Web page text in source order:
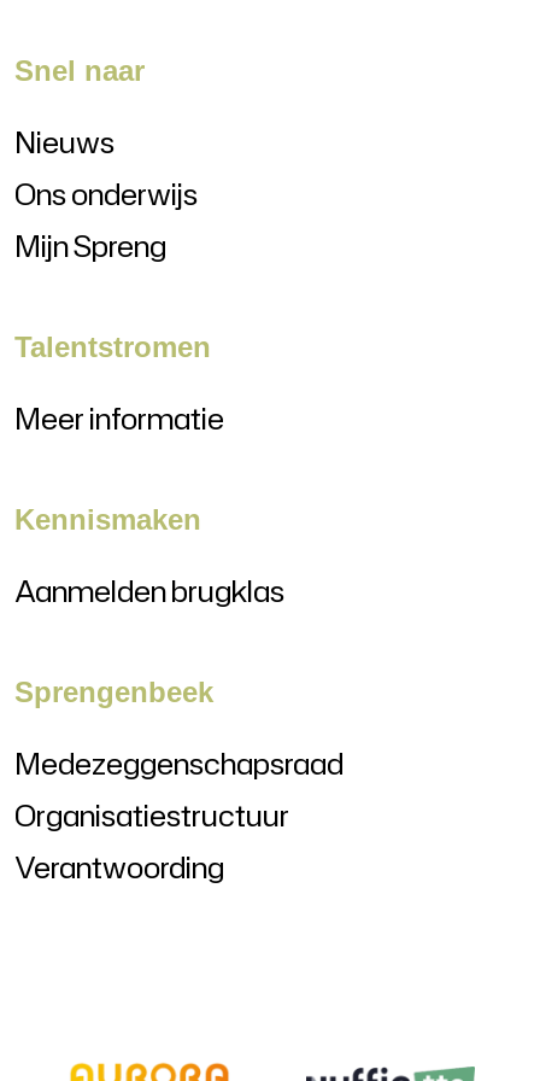
2O25-2O26 6VWO CKV
2O25-2O26 6VWO Bedrijfseconomie
Snel naar
Nieuws
Ons onderwijs
Mijn Spreng
Talentstromen
Meer informatie
Kennismaken
Aanmelden brugklas
Sprengenbeek
Medezeggenschapsraad
Organisatiestructuur
Verantwoording